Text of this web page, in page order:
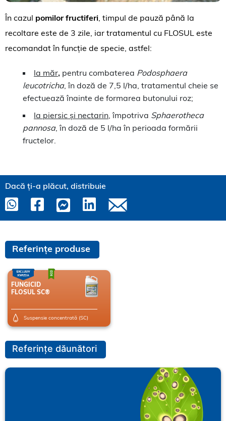
În cazul pomilor fructiferi, timpul de pauză până la
recoltare este de 3 zile, iar tratamentul cu FLOSUL este
recomandat în funcție de specie, astfel:
la măr, pentru combaterea Podosphaera
leucotricha, în doză de 7,5 l/ha, tratamentul cheie se
efectuează înainte de formarea butonului roz;
la piersic și nectarin, împotriva Sphaerotheca
pannosa, în doză de 5 l/ha în perioada formării
fructelor.
Dacă ți-a plăcut, distribuie
Referințe produse
FUNGICID
FLOSUL SC®
Suspensie concentrată (SC)
Referințe dăunători